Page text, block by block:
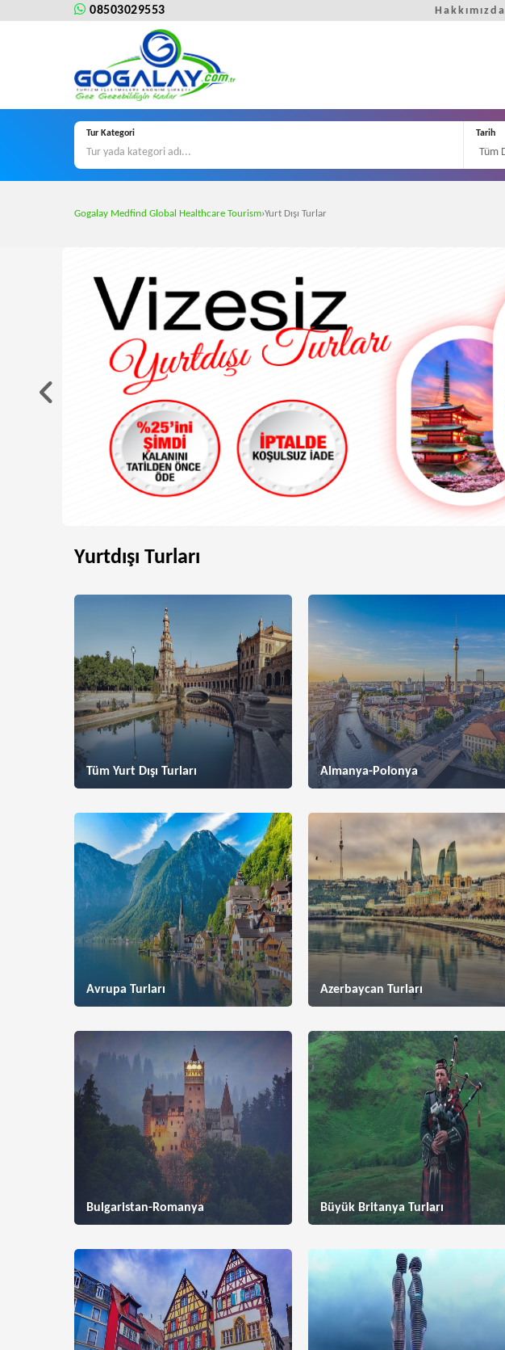
08503029553 Hakkımızda
Tur Kategori Tarih
Gogalay Medfind Global Healthcare Tourism›Yurt Dışı Turlar
Yurtdışı Turları
Tüm Yurt Dışı Turları Almanya-Polonya
Avrupa Turları Azerbaycan Turları
Bulgaristan-Romanya Büyük Britanya Turları